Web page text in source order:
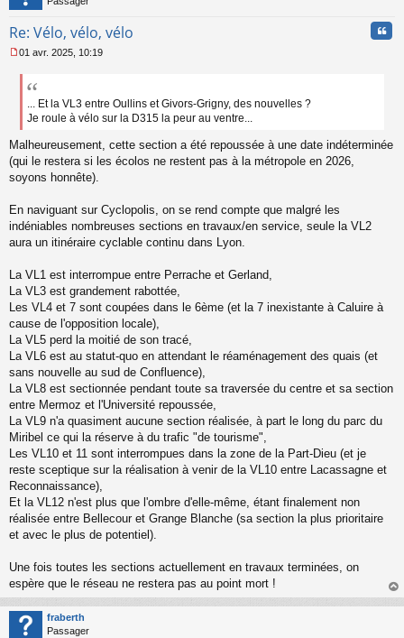
l
Re: Vélo, vélo, vélo
e
g
e
n
n
u
01 avr. 2025, 10:19
... Et la VL3 entre Oullins et Givors-Grigny, des nouvelles ?
Je roule à vélo sur la D315 la peur au ventre...
Malheureusement, cette section a été repoussée à une date indéterminée
(qui le restera si les écolos ne restent pas à la métropole en 2026,
soyons honnête).
En naviguant sur Cyclopolis, on se rend compte que malgré les
indéniables nombreuses sections en travaux/en service, seule la VL2
aura un itinéraire cyclable continu dans Lyon.
La VL1 est interrompue entre Perrache et Gerland,
La VL3 est grandement rabottée,
Les VL4 et 7 sont coupées dans le 6ème (et la 7 inexistante à Caluire à
cause de l'opposition locale),
La VL5 perd la moitié de son tracé,
La VL6 est au statut-quo en attendant le réaménagement des quais (et
sans nouvelle au sud de Confluence),
La VL8 est sectionnée pendant toute sa traversée du centre et sa section
entre Mermoz et l'Université repoussée,
La VL9 n'a quasiment aucune section réalisée, à part le long du parc du
Miribel ce qui la réserve à du trafic "de tourisme",
Les VL10 et 11 sont interrompues dans la zone de la Part-Dieu (et je
reste sceptique sur la réalisation à venir de la VL10 entre Lacassagne et
Reconnaissance),
Et la VL12 n'est plus que l'ombre d'elle-même, étant finalement non
réalisée entre Bellecour et Grange Blanche (sa section la plus prioritaire
et avec le plus de potentiel).
Une fois toutes les sections actuellement en travaux terminées, on
espère que le réseau ne restera pas au point mort !
au
fraberth
Passager